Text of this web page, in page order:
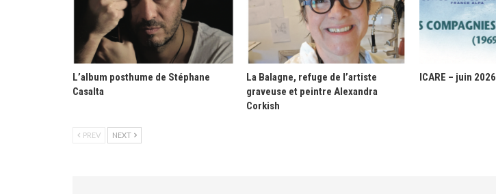
L’album posthume de Stéphane
Casalta
La Balagne, refuge de l’artiste
graveuse et peintre Alexandra
Corkish
ICARE – juin 2026
PREV NEXT